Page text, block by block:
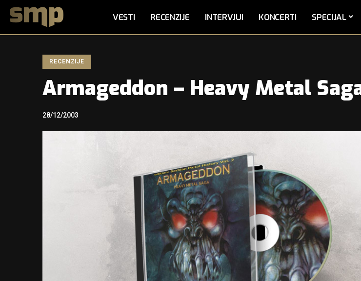
VESTI RECENZIJE INTERVJUI KONCERTI SPECIJAL
RECENZIJE
Armageddon – Heavy Metal
28/12/2003